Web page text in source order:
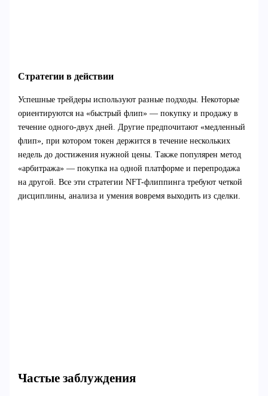
Стратегии в действии
Успешные трейдеры используют разные подходы. Некоторые
ориентируются на «быстрый флип» — покупку и продажу в
течение одного-двух дней. Другие предпочитают «медленный
флип», при котором токен держится в течение нескольких
недель до достижения нужной цены. Также популярен метод
«арбитража» — покупка на одной платформе и перепродажа
на другой. Все эти стратегии NFT-флиппинга требуют четкой
дисциплины, анализа и умения вовремя выходить из сделки.
Частые заблуждения